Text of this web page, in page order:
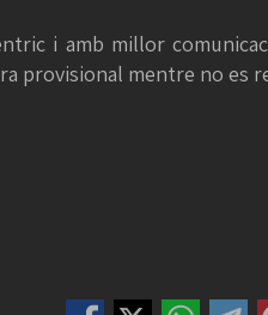
i amb millor
provisional mentre no es